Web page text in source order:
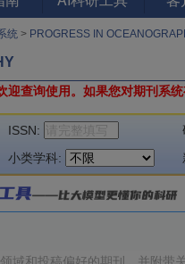
统 > PROGRESS IN
查询使用。 如果您对期刊系
ISSN:
小类学科: